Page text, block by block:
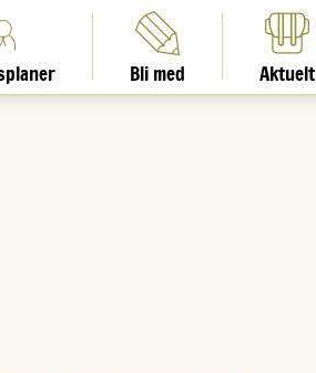
Bli med Aktuelt